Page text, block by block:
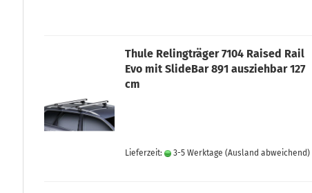
Thule Relingträger 7104 Raised Rail
Evo mit SlideBar 891 ausziehbar 127
cm
Lieferzeit: 3-5 Werktage (Ausland abweichend)